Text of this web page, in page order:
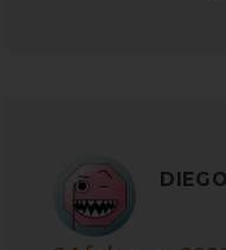
DIEGO